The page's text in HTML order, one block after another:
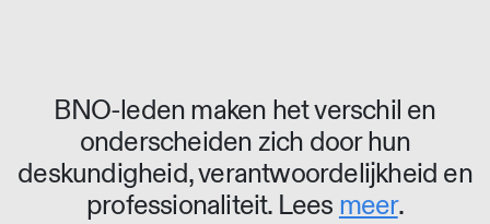
BNO-leden maken het verschil en
onderscheiden zich door hun
deskundigheid, verantwoordelijkheid en
professionaliteit. Lees meer.